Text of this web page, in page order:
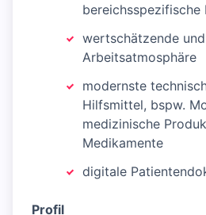
bereichsspezifische
wertschätzende
Arbeitsatmosphäre
modernste
Hilfsmittel, bspw.
medizinische
Medikamente
digitale
Profil